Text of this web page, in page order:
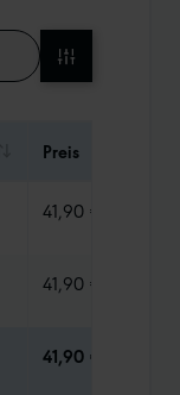
Preis
41,90 €
41,90 €
41,90 €